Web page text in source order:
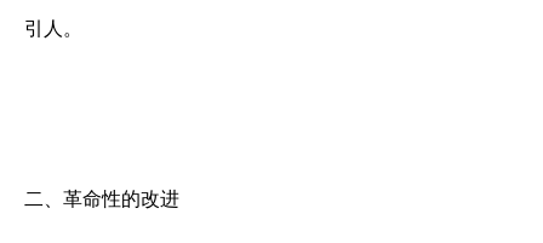
引人。
二、革命性的改进